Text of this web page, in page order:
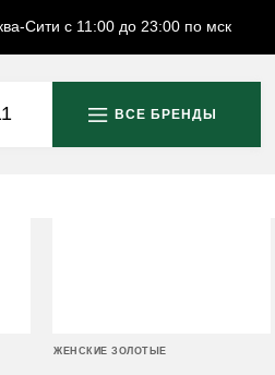
Сити с 11:00 до 23:00 по мск
ВСЕ БРЕНДЫ
ЖЕНСКИЕ ЗОЛОТЫЕ